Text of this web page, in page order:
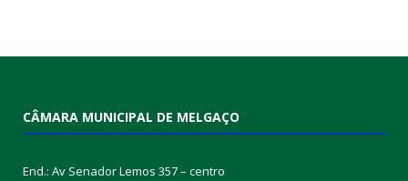
CÂMARA MUNICIPAL DE MELGAÇO
End.: Av Senador Lemos 357 – centro